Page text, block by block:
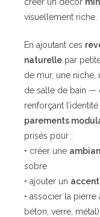
visuellement riche.
En ajoutant ces
naturelle par
de mur, une
de salle de bain —
renforçant
parements
prisés pour :
• créer une
sobre
• ajouter un
• associer la pierre
béton, verre, métal)